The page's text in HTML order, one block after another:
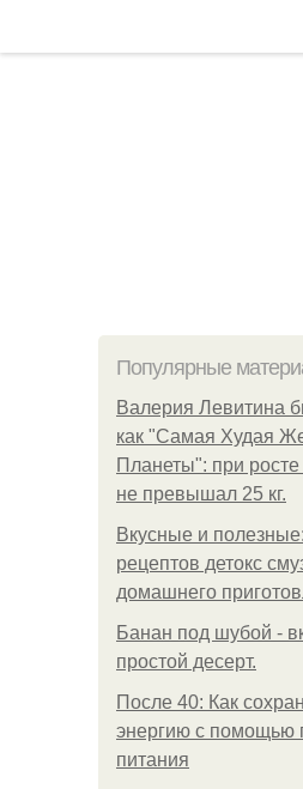
Популярные
Валерия Левитина
как "Самая Худая
Планеты": при
не превышал 25 кг.
Вкусные и
рецептов детокс
домашнего
Банан под шубой -
простой десерт.
После 40: Как
энергию с помощью
питания